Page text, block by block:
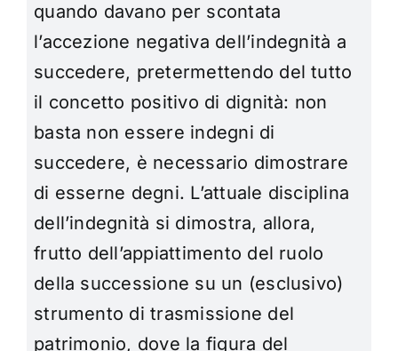
quando davano per scontata
l’accezione negativa dell’indegnità a
succedere, pretermettendo del tutto
il concetto positivo di dignità: non
basta non essere indegni di
succedere, è necessario dimostrare
di esserne degni. L’attuale disciplina
dell’indegnità si dimostra, allora,
frutto dell’appiattimento del ruolo
della successione su un (esclusivo)
strumento di trasmissione del
patrimonio, dove la figura del